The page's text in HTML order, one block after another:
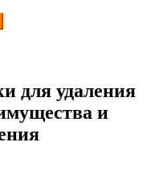
для удаления
и